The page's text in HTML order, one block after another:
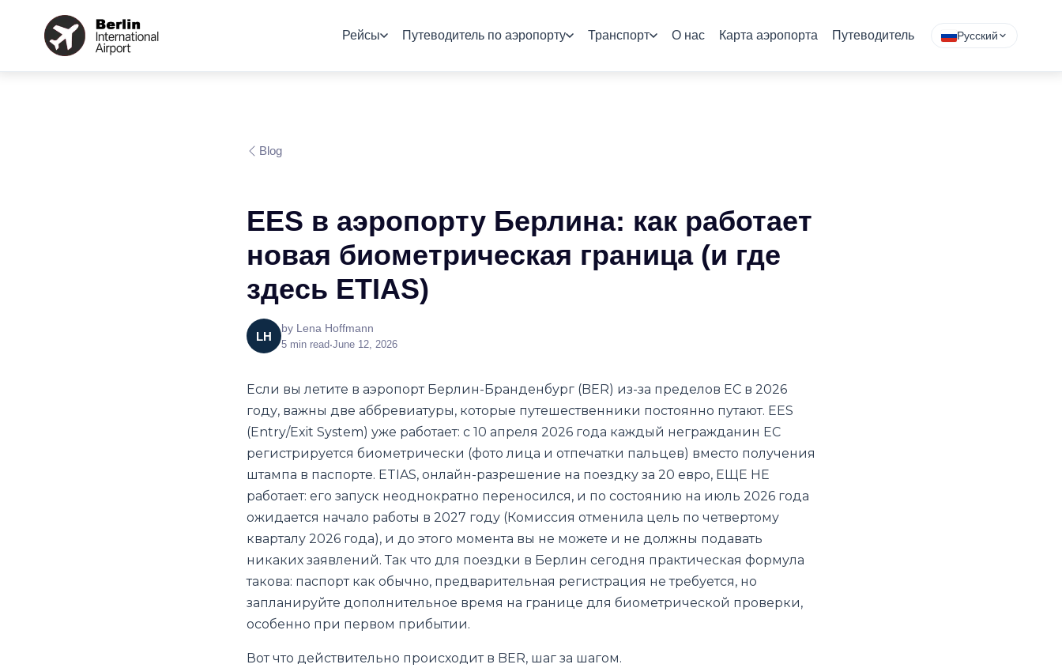
Рейсы Путеводитель по аэропорту Транспорт О нас Карта аэропорта Путеводитель Русский
Blog
EES в аэропорту Берлина: как работает
новая биометрическая граница (и где
здесь ETIAS)
LH
by Lena Hoffmann
5 min read•June 12, 2026
Если вы летите в аэропорт Берлин-Бранденбург (BER) из-за пределов ЕС в 2026
году, важны две аббревиатуры, которые путешественники постоянно путают. EES
(Entry/Exit System) уже работает: с 10 апреля 2026 года каждый негражданин ЕС
регистрируется биометрически (фото лица и отпечатки пальцев) вместо получения
штампа в паспорте. ETIAS, онлайн-разрешение на поездку за 20 евро, ЕЩЕ НЕ
работает: его запуск неоднократно переносился, и по состоянию на июль 2026 года
ожидается начало работы в 2027 году (Комиссия отменила цель по четвертому
кварталу 2026 года), и до этого момента вы не можете и не должны подавать
никаких заявлений. Так что для поездки в Берлин сегодня практическая формула
такова: паспорт как обычно, предварительная регистрация не требуется, но
запланируйте дополнительное время на границе для биометрической проверки,
особенно при первом прибытии.
Вот что действительно происходит в BER, шаг за шагом.